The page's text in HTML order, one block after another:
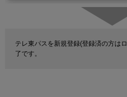
テレ東パスを新規登録(登録済の方は
了です。